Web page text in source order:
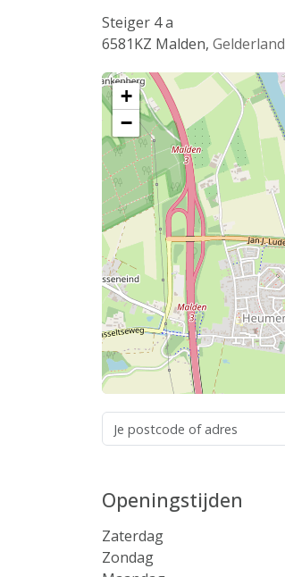
Steiger 4 a
6581KZ Malden, Gelderland
+
−
Openingstijden
Zaterdag
Zondag